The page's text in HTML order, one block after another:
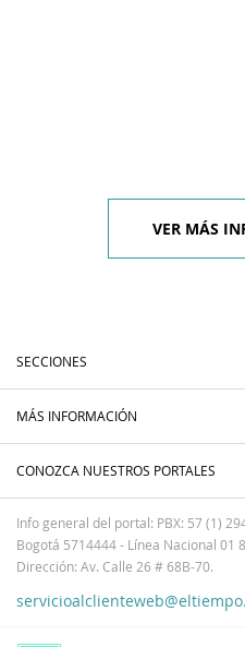
VER MÁS
SECCIONES
MÁS INFORMACIÓN
CONOZCA NUESTROS PORTALES
Info general del portal: PBX: 57 (1)
Bogotá 5714444 - Línea Nacional 01
Dirección: Av. Calle 26 # 68B-70.